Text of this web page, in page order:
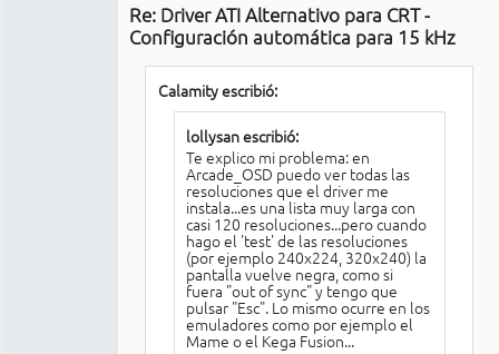
Re: Driver ATI Alternativo para CRT -
Configuración automática para 15 kHz
Calamity escribió:
lollysan escribió:
Te explico mi problema: en
Arcade_OSD puedo ver todas las
resoluciones que el driver me
instala...es una lista muy larga con
casi 120 resoluciones...pero cuando
hago el 'test' de las resoluciones
(por ejemplo 240x224, 320x240) la
pantalla vuelve negra, como si
fuera "out of sync" y tengo que
pulsar "Esc". Lo mismo ocurre en los
emuladores como por ejemplo el
Mame o el Kega Fusion...